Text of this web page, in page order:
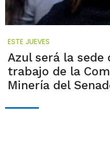
ESTE JUEVES
Azul será la sede
trabajo de la
Minería del